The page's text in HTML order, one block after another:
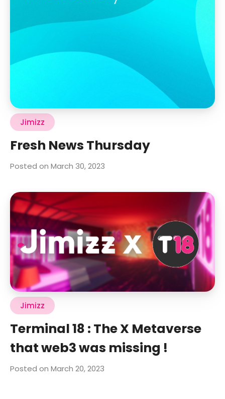
Jimizz
Fresh News Thursday
Posted on March 30, 2023
Jimizz
Terminal 18 : The X Metaverse
that web3 was missing !
Posted on March 20, 2023